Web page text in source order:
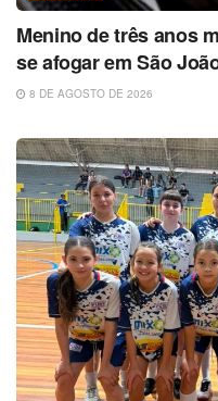
Menino de três anos
se afogar em São
8 DE AGOSTO DE 2026